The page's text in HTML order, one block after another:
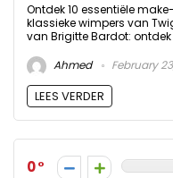
Ontdek 10 essentiële
klassieke wimpers van
van Brigitte Bardot: ontdek
Ahmed
February
LEES VERDER
0